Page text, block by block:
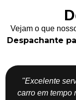
Vejam o que
Despachante
"Excelente
carro em tempo